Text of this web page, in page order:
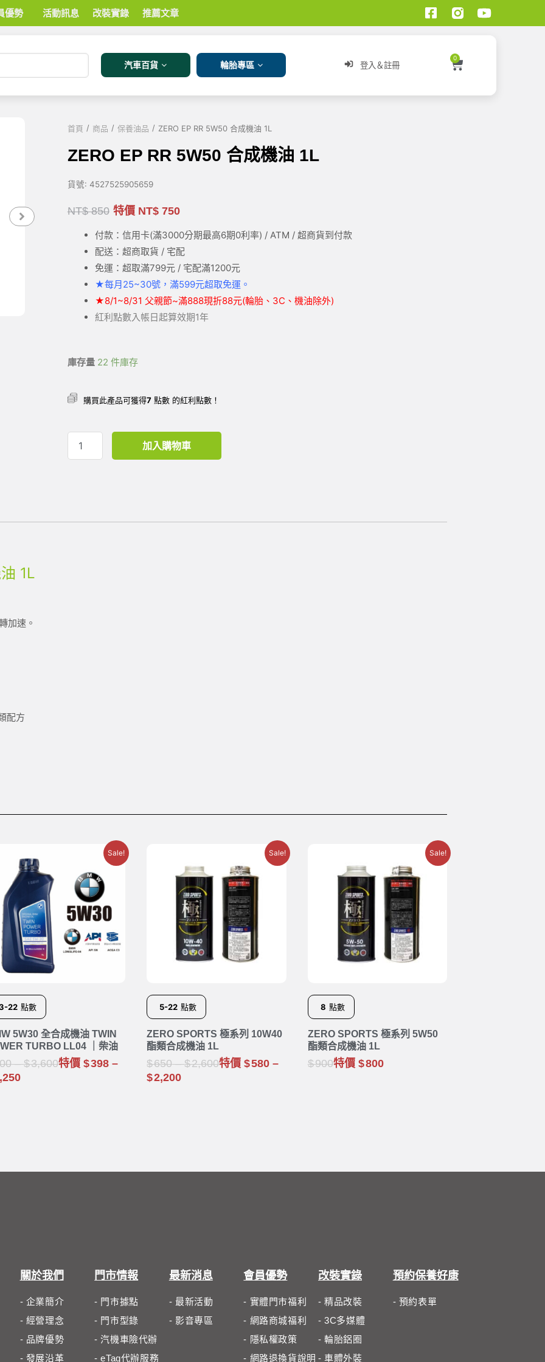
優勢 活動訊息 改裝實錄 推薦文章
汽車百貨 輪胎專區 登入＆註冊
0
首頁 / 商品 / 保養油品 / ZERO EP RR 5W50 合成機油 1L
ZERO EP RR 5W50 合成機油 1L
貨號: 4527525905659
NT$850 特價 NT$750
付款：信用卡(滿3000分期最高6期0利率) / ATM / 超商貨到付款
配送：超商取貨 / 宅配
免運：超取滿799元 / 宅配滿1200元
★每月25~30號，滿599元超取免運。
★8/1~8/31 父親節~滿888現折88元(輪胎、3C、機油除外)
紅利點數入帳日起算效期1年
庫存量 22 件庫存
購買此產品可獲得7點數 的紅利點數！
加入購物車
1L
加速。
配方
Sale!
22 點數
5W30 全合成機油 TWIN
TURBO LL04 ｜柴油
– 3,600特價 398 –
Sale!
5-22 點數
ZERO SPORTS 極系列 10W40
酯類合成機油 1L
650– 2,600特價 580 –
2,200
Sale!
8 點數
ZERO SPORTS 極系列 5W50
酯類合成機油 1L
900特價 800
關於我們
- 企業簡介
- 經營理念
- 品牌優勢
- 發展沿革
門市情報
- 門市據點
- 門市型錄
- 汽機車險代辦
- eTag代辦服務
最新消息
- 最新活動
- 影音專區
會員優勢
- 實體門市福利
- 網路商城福利
- 隱私權政策
- 網路退換貨說明
改裝實錄
- 精品改裝
- 3C多媒體
- 輪胎鋁圈
- 車體外裝
預約保養好康
- 預約表單